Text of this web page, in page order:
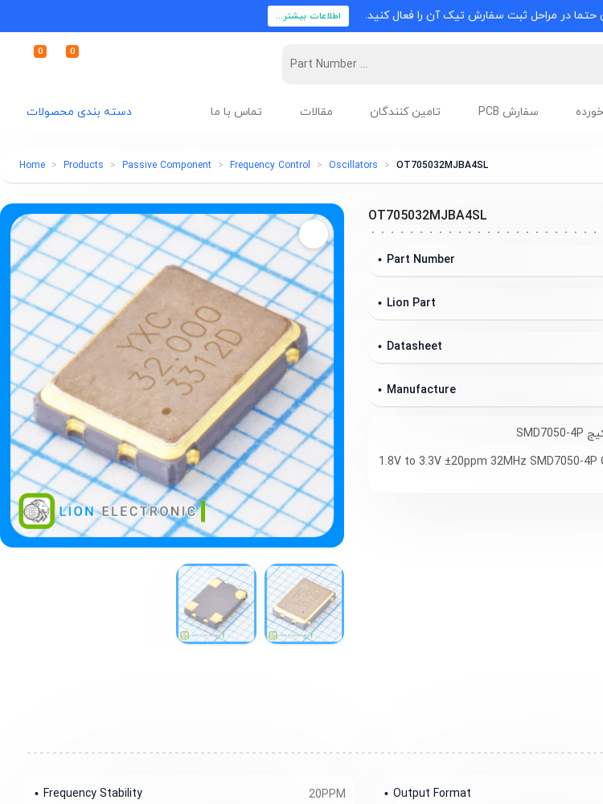
حتما در مراحل ثبت سفارش تیک آن را فعال کنید. اطلاعات بیشتر...
0 0
دسته بندی محصولات سفارش PCB تامین کنندگان مقالات تماس با ما
Home Products Passive Component Frequency Control Oscillators OT705032MJBA4SL
OT705032MJBA4SL
Part Number
Lion Part
Datasheet
Manufacture
1.8V to 3.3V ±20ppm 32MHz SMD7050-4P
Output Format
20PPM
Frequency Stability